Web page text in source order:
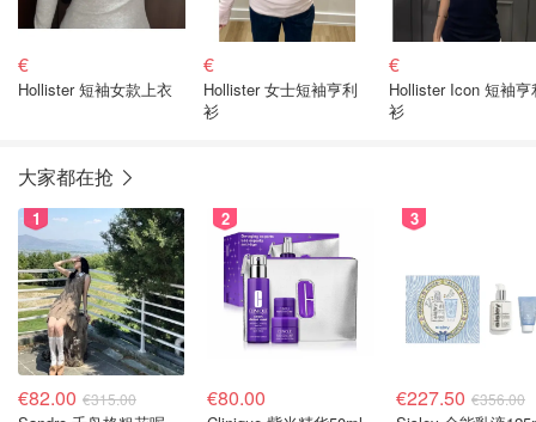
€
Hollister 短袖女款上衣
€
Hollister 女士短袖亨利
衫
€
Hollister Icon 短袖亨
衫
大家都在抢
1
€82.00 €315.00
2
€80.00
3
€227.50 €356.00